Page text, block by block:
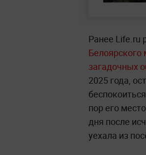
Ранее Life.ru
Белоярского
загадочных
2025 года,
пор его
дня после
уехала из